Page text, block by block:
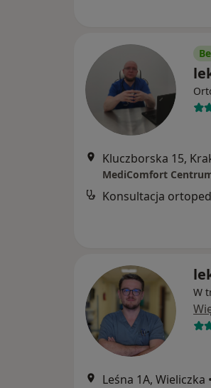
Kluczborska 15,
MediComfort
W
Leśna 1A, Wieliczka •